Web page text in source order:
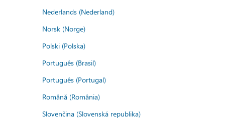
Nederlands (Nederland)
Norsk (Norge)
Polski (Polska)
Português (Brasil)
Português (Portugal)
Română (România)
Slovenčina (Slovenská republika)